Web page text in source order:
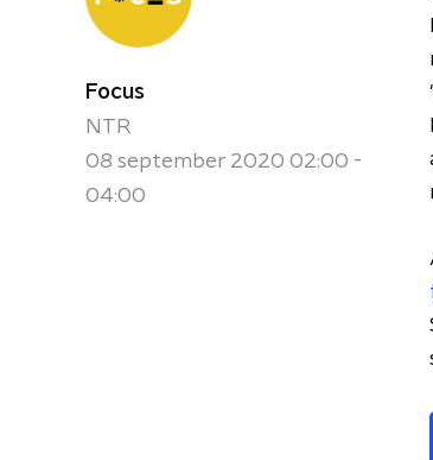
Focus
NTR
08 september 2020 02:00 -
04:00